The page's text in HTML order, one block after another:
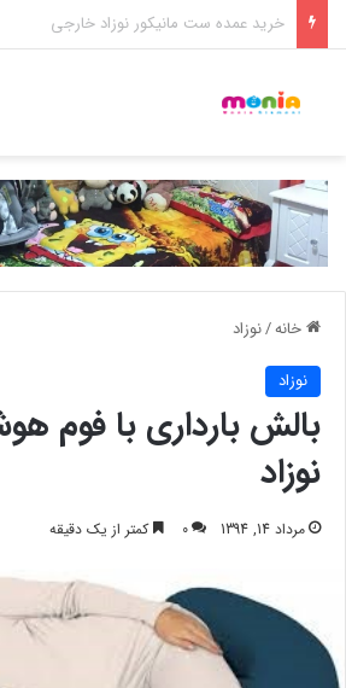
خرید شامپو سر و بدن 500 میل کودک موستلا
خانه/نوزاد
نوزاد
بالش بارداری با فوم
نوزاد
مرداد 14, 1394 0 کمتر از یک دقیقه